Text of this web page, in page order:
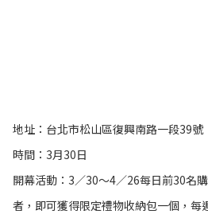
地址：台北市松山區復興南路一段39號
時間：3月30日
開幕活動：3／30～4／26每日前30名
者，即可獲得限定禮物收納包一個，每